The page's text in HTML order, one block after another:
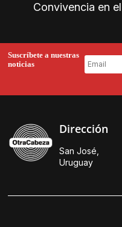
Convivencia en
Suscríbete a nuestras
noticias
Dirección
San José,
Uruguay